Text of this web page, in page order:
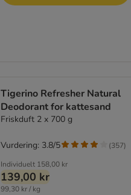
Tigerino Refresher Natural
Deodorant for kattesand
Friskduft 2 x 700 g
Individuelt 158,00 kr
139,00 kr
99,30 kr / kg
Vurdering: 3.8/5 (357)